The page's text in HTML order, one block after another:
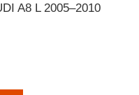
A8 L 2005–2010